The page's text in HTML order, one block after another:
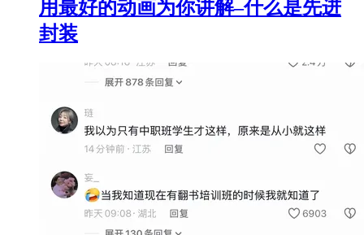
用最好的动画为你讲解–什么是先进
封装